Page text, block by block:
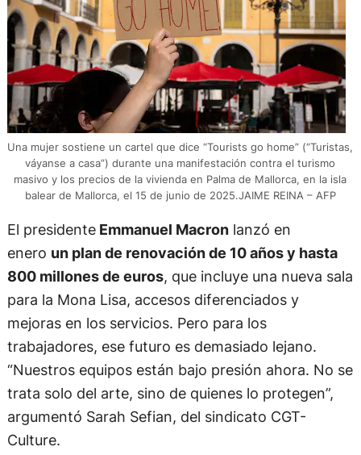
Una mujer sostiene un cartel que dice “Tourists go home” (“Turistas,
váyanse a casa”) durante una manifestación contra el turismo
masivo y los precios de la vivienda en Palma de Mallorca, en la isla
balear de Mallorca, el 15 de junio de 2025.JAIME REINA – AFP
El presidenteEmmanuel Macronlanzó en
enero un plan de renovación de 10 años y hasta
800 millones de euros, que incluye una nueva sala
para la Mona Lisa, accesos diferenciados y
mejoras en los servicios. Pero para los
trabajadores, ese futuro es demasiado lejano.
“Nuestros equipos están bajo presión ahora. No se
trata solo del arte, sino de quienes lo protegen”,
argumentó Sarah Sefian, del sindicato CGT-
Culture.